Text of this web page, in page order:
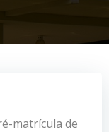
matrícula de